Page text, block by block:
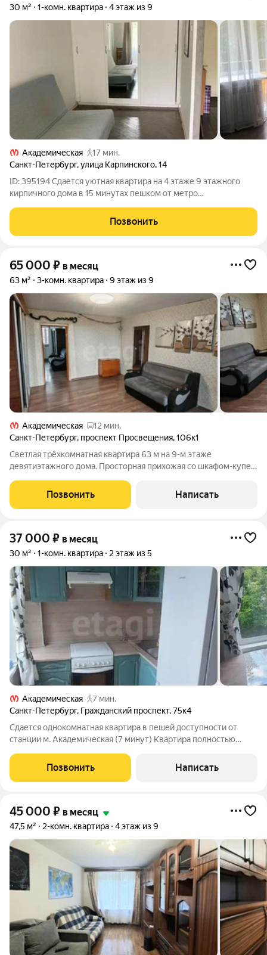
30 м² 1-комн. квартира 4 этаж из 9
Академическая
17 мин.
Санкт-Петербург,улица Карпинского,14
ID: 395194 Сдается уютная квартира на 4 этаже 9 этажного
кирпичного дома в 15 минутах пешком от метро
соседи. Общая площадь - 30 м, жилая -17м, кухня - 9 м. Санузел
совмещённый. Квартира в хорошем
Позвонить
65 000 ₽ в месяц
63 м² 3-комн. квартира 9 этаж из 9
Академическая
12 мин.
Санкт-Петербург, проспект Просвещения,106к1
Светлая трёхкомнатная квартира 63 м на 9-м этаже
девятиэтажного дома. Просторная прихожая со шкафом-купе и
курить. Раздельные ванная и туалет: в санузле душевая
кабина, стиральная машина,
Позвонить Написать
37 000 ₽ в месяц
30 м² 1-комн. квартира 2 этаж из 5
Академическая
7 мин.
Санкт-Петербург, Гражданский проспект,75к4
Сдается однокомнатная квартира в пешей доступности от
станции м. Академическая (7 минут) Квартира полностью
диван вместительный шкаф - купе телевизор холодильник
кухонный гарнитур обеденная зона
Позвонить Написать
45 000 ₽ в месяц
47,5 м² 2-комн. квартира 4 этаж из 9